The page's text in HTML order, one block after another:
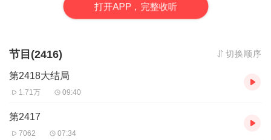
打开APP，完整收听
节目(2416) 切换顺序
第2418大结局
1.71万 09:40
第2417
7062 07:34